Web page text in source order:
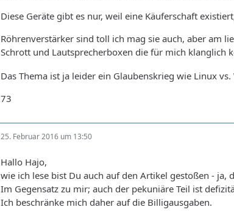
Diese Geräte gibt es nur, weil eine Käuferschaft
Röhrenverstärker sind toll ich mag sie auch, aber am
Schrott und Lautsprecherboxen die für mich klanglich
Das Thema ist ja leider ein Glaubenskrieg wie Linux
73
25. Februar 2016 um 13:50
Hallo Hajo,
wie ich lese bist Du auch auf den Artikel gestoßen -
Im Gegensatz zu mir; auch der pekuniäre Teil ist
Ich beschränke mich daher auf die Billigausgaben.